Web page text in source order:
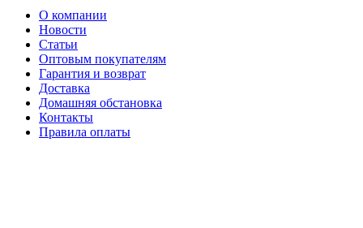
О компании
Новости
Статьи
Оптовым покупателям
Гарантия и возврат
Доставка
Домашняя обстановка
Контакты
Правила оплаты